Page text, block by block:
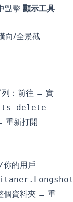
點擊顯示工具
向/全景截
：前往 → 實
delete
重新打開
的用戶
個資料夾 → 重